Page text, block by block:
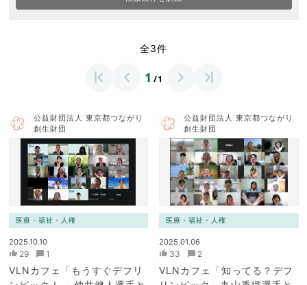
全3件
1 /1
公益財団法人 東京都つながり
創生財団
医療・福祉・人権
2025.10.10
29 1
VLNカフェ「もうすぐデフリ
公益財団法人 東京都つながり
創生財団
医療・福祉・人権
2025.01.06
33 2
VLNカフェ「知ってる？デフ